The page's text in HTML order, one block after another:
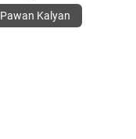
Pawan Kalyan